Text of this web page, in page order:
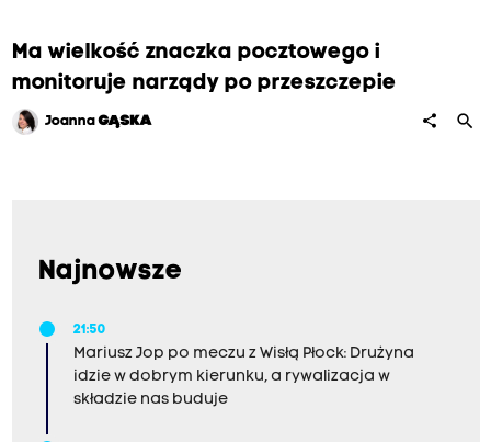
Ma wielkość znaczka pocztowego i
monitoruje narządy po przeszczepie
JoannaGĄSKA share search
Najnowsze
21:50
Mariusz Jop po meczu z Wisłą Płock: Drużyna
idzie w dobrym kierunku, a rywalizacja w
składzie nas buduje